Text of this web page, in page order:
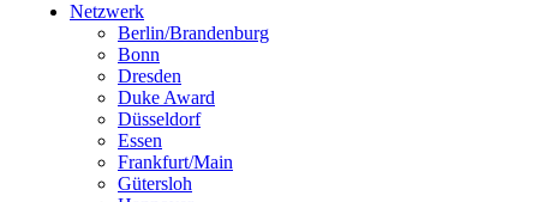
Netzwerk
Berlin/Brandenburg
Bonn
Dresden
Duke Award
Düsseldorf
Essen
Frankfurt/Main
Gütersloh